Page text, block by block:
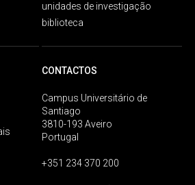
unidades de investigação
biblioteca
CONTACTOS
Campus Universitário de
Santiago
3810-193 Aveiro
Portugal
+351 234 370 200